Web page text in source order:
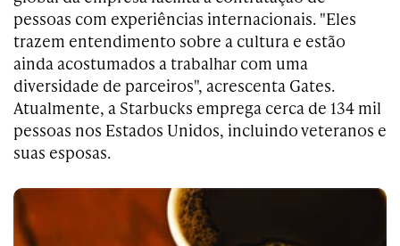
pessoas com experiências internacionais. "Eles
trazem entendimento sobre a cultura e estão
ainda acostumados a trabalhar com uma
diversidade de parceiros", acrescenta Gates.
Atualmente, a Starbucks emprega cerca de 134 mil
pessoas nos Estados Unidos, incluindo veteranos e
suas esposas.